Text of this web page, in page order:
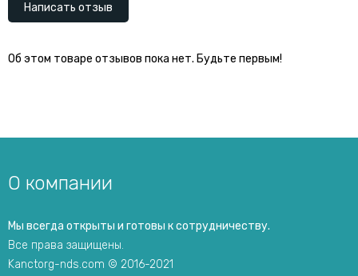
Написать отзыв
Об этом товаре отзывов пока нет. Будьте первым!
О компании
Мы всегда открыты и готовы к сотрудничеству.
Все права защищены.
Kanctorg-nds.com © 2016-2021